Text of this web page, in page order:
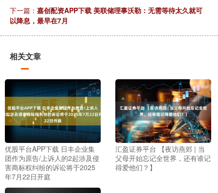
下一篇： 嘉创配资APP下载 美联储理事沃勒：无需等待太久就可
以降息，最早在7月
相关文章
优股平台APP下载 日丰企业集
团作为原告/上诉人的2起涉及侵
害商标权纠纷的诉讼将于2025
年7月22日开庭
汇盈证券平台 【夜访燕郊 | 当
父母开始忘记全世界，还有谁记
得爱他们？】